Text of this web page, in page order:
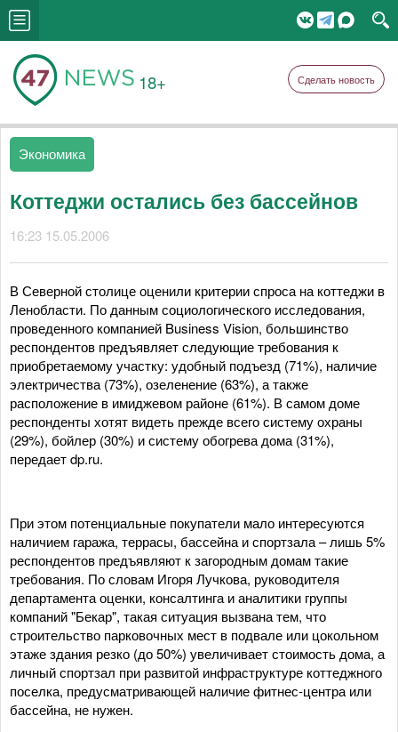
18+ Сделать новость
Экономика
Коттеджи остались без бассейнов
16:23 15.05.2006
В Северной столице оценили критерии спроса на коттеджи в
Ленобласти. По данным социологического исследования,
проведенного компанией Business Vision, большинство
респондентов предъявляет следующие требования к
приобретаемому участку: удобный подъезд (71%), наличие
электричества (73%), озеленение (63%), а также
расположение в имиджевом районе (61%). В самом доме
респонденты хотят видеть прежде всего систему охраны
(29%), бойлер (30%) и систему обогрева дома (31%),
передает dp.ru.
При этом потенциальные покупатели мало интересуются
наличием гаража, террасы, бассейна и спортзала – лишь 5%
респондентов предъявляют к загородным домам такие
требования. По словам Игоря Лучкова, руководителя
департамента оценки, консалтинга и аналитики группы
компаний "Бекар", такая ситуация вызвана тем, что
строительство парковочных мест в подвале или цокольном
этаже здания резко (до 50%) увеличивает стоимость дома, а
личный спортзал при развитой инфраструктуре коттеджного
поселка, предусматривающей наличие фитнес-центра или
бассейна, не нужен.